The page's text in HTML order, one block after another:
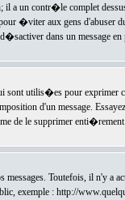
il a un contr�le complet
�viter aux gens d'abuser
dans un message en
sont utilis�es pour exprimer
d'un message.
de le supprimer
Toutefois, il n'y a
exemple : http://